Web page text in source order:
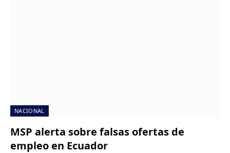
NACIONAL
MSP alerta sobre falsas ofertas de
empleo en Ecuador